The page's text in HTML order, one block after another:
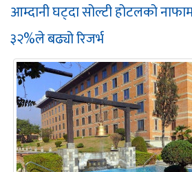
आम्दानी घट्दा सोल्टी होटलको
३२%ले बढ्यो रिजर्भ